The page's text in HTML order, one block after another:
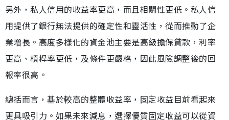
另外，私人信用的收益率更高，而且相關性更低。私人信
用提供了銀行無法提供的確定性和靈活性，從而推動了企
業增長。高度多樣化的資金池主要是高級擔保貸款，利率
更高、槓桿率更低，及條件更嚴格，因此風險調整後的回
報率很高。
總括而言，基於較高的整體收益率，固定收益目前看起來
更具吸引力。如果未來減息，選擇優質固定收益可以從資